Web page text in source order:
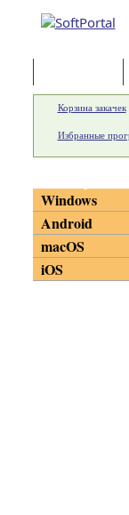
Корзина закачек
Избранные
Windows
Android
macOS
iOS